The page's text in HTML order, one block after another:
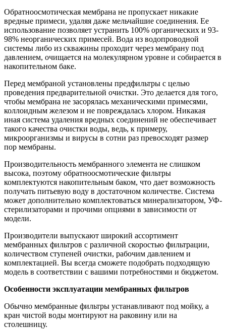
Обратноосмотическая мембрана не пропускает никакие
вредные примеси, удаляя даже мельчайшие соединения. Ее
использование позволяет устранить 100% органических и 93-
98% неорганических примесей. Вода из водопроводной
системы либо из скважины проходит через мембрану под
давлением, очищается на молекулярном уровне и собирается в
накопительном баке.
Перед мембраной установлены предфильтры с целью
проведения предварительной очистки. Это делается для того,
чтобы мембрана не засорялась механическими примесями,
коллоидным железом и не повреждалась хлором. Никакая
иная система удаления вредных соединений не обеспечивает
такого качества очистки воды, ведь, к примеру,
микроорганизмы и вирусы в сотни раз превосходят размер
пор мембраны.
Производительность мембранного элемента не слишком
высока, поэтому обратноосмотические фильтры
комплектуются накопительным баком, что дает возможность
получать питьевую воду в достаточном количестве. Система
может дополнительно комплектоваться минерализатором, УФ-
стерилизаторами и прочими опциями в зависимости от
модели.
Производители выпускают широкий ассортимент
мембранных фильтров с различной скоростью фильтрации,
количеством ступеней очистки, рабочим давлением и
комплектацией. Вы всегда сможете подобрать подходящую
модель в соответствии с вашими потребностями и бюджетом.
Особенности эксплуатации мембранных фильтров
Обычно мембранные фильтры устанавливают под мойку, а
кран чистой воды монтируют на раковину или на
столешницу.